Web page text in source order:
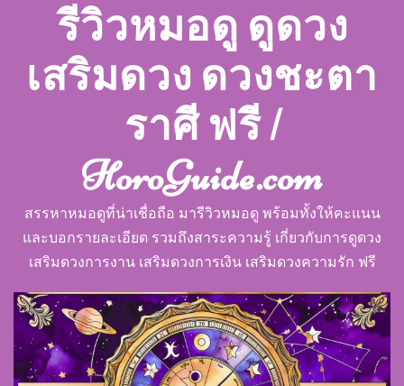
รีวิวหมอดู ดูดวง
เสริมดวง ดวงชะตา
ราศี ฟรี |
HoroGuide.com
สรรหาหมอดูที่น่าเชื่อถือ มารีวิวหมอดู พร้อมทั้งให้คะแนน
และบอกรายละเอียด รวมถึงสาระความรู้ เกี่ยวกับการดูดวง
เสริมดวงการงาน เสริมดวงการเงิน เสริมดวงความรัก ฟรี